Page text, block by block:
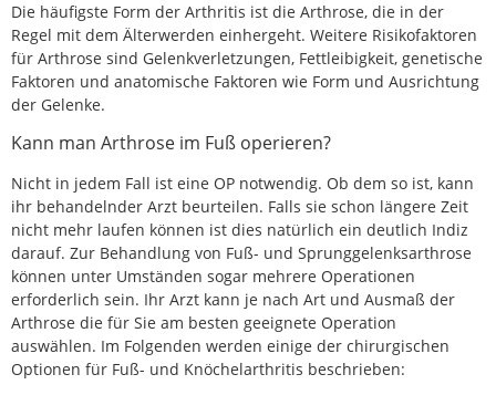
Die häufigste Form der Arthritis ist die Arthrose, die in der
Regel mit dem Älterwerden einhergeht. Weitere Risikofaktoren
für Arthrose sind Gelenkverletzungen, Fettleibigkeit, genetische
Faktoren und anatomische Faktoren wie Form und Ausrichtung
der Gelenke.
Kann man Arthrose im Fuß operieren?
Nicht in jedem Fall ist eine OP notwendig. Ob dem so ist, kann
ihr behandelnder Arzt beurteilen. Falls sie schon längere Zeit
nicht mehr laufen können ist dies natürlich ein deutlich Indiz
darauf. Zur Behandlung von Fuß- und Sprunggelenksarthrose
können unter Umständen sogar mehrere Operationen
erforderlich sein. Ihr Arzt kann je nach Art und Ausmaß der
Arthrose die für Sie am besten geeignete Operation
auswählen. Im Folgenden werden einige der chirurgischen
Optionen für Fuß- und Knöchelarthritis beschrieben: